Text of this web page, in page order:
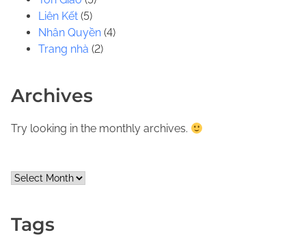
Liên Kết (5)
Nhân Quyền (4)
Trang nhà (2)
Archives
Try looking in the monthly archives.
A
Tags